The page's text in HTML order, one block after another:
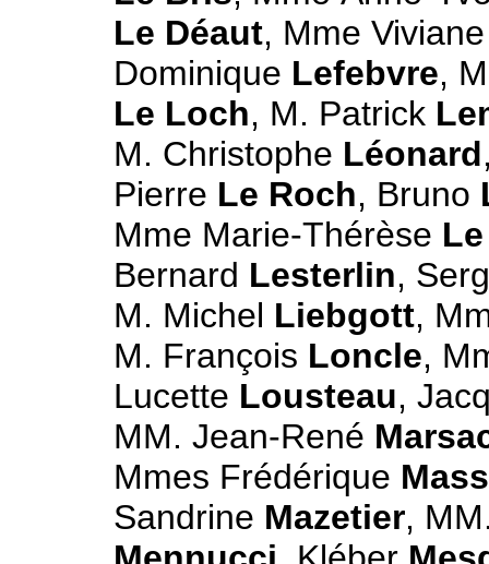
Le Déaut, Mme
Dominique Lefebvre,
Le Loch, M. Patrick
M. Christophe Léonard
Pierre Le Roch, Bruno
Mme Marie-Thérèse
Bernard Lesterlin,
M. Michel Liebgott,
M. François Loncle,
Lucette Lousteau,
MM. Jean-René
Mmes Frédérique
Sandrine Mazetier,